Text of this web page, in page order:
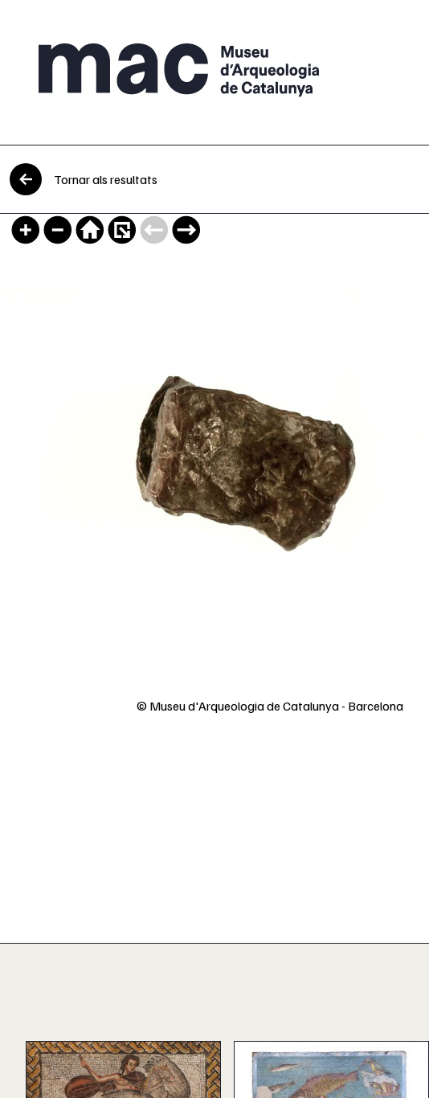
Vés al contingut
Tornar als resultats
© Museu d'Arqueologia de Catalunya - Barcelona